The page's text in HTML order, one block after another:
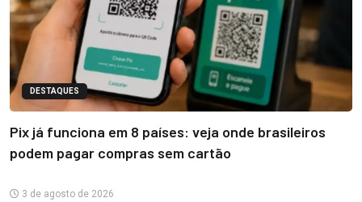
DESTAQUES
Pix já funciona em 8 países: veja onde brasileiros
podem pagar compras sem cartão
3 de agosto de 2026